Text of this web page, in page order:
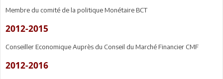
Membre du comité de la politique Monétaire BCT
2012-2015
Conseiller Economique Auprès du Conseil du Marché Financier CMF
2012-2016